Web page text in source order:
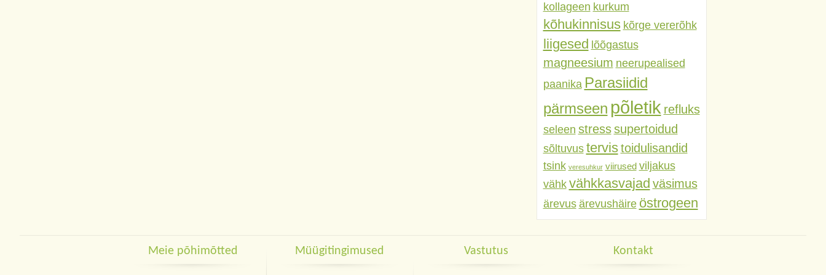
kollageen kurkum
kõhukinnisus kõrge vererõhk
liigesed lõõgastus
magneesium neerupealised
paanika Parasiidid
pärmseen põletik refluks
seleen stress supertoidud
sõltuvus tervis toidulisandid
tsink veresuhkur viirused viljakus
vähk vähkkasvajad väsimus
ärevus ärevushäire östrogeen
Meie põhimõtted Müügitingimused Vastutus Kontakt